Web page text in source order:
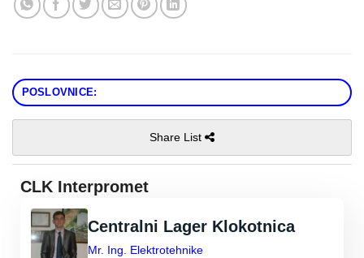
POSLOVNICE:
Share List
CLK Interpromet
Centralni Lager Klokotnica
Mr. Ing. Elektrotehnike